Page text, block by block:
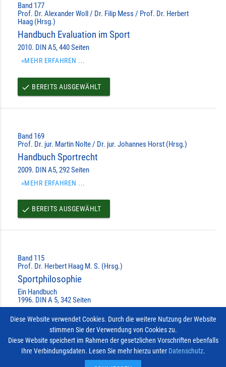
Band 177
Prof. Dr. Alexander Woll / Dr. Filip Mess / Prof. Dr. Herbert
Haag (Hrsg.)
Handbuch Evaluation im Sport
2010. DIN A5, 440 Seiten
»MEHR ERFAHREN ...
done BEREITS AUSGEWÄHLT
Band 169
Prof. Dr. jur. Martin Nolte / Dr. jur. Johannes Horst (Hrsg.)
Handbuch Sportrecht
2009. DIN A5, 292 Seiten
»MEHR ERFAHREN ...
done BEREITS AUSGEWÄHLT
Band 115
Prof. Dr. Herbert Haag M. S. (Hrsg.)
Sportphilosophie
Ein Handbuch
1996. DIN A 5, 342 Seiten
doneBEREITS AUSGEWÄHLT
Diese Website verwendet Cookies. Durch die weitere Nutzung der Website
stimmen Sie der Verwendung von Cookies zu.
Diese Website speichert im Rahmen der gesetzlichen Vorschriften ebenfalls
Ihre Verbindungsdaten. Lesen Sie mehr hierzu unter Datenschutz.